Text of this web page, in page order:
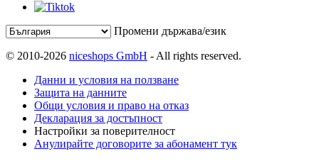
Промени държава/език
© 2010-2026 niceshops GmbH - All rights reserved.
Данни и условия на ползване
Защита на данните
Общи условия и право на отказ
Декларация за достъпност
Настройки за поверителност
Анулирайте договорите за абонамент тук